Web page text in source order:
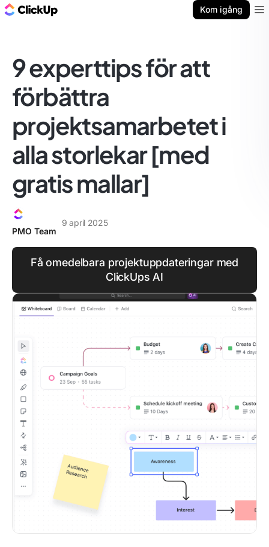
Kom igång
9 experttips för att
förbättra
projektsamarbetet i
alla storlekar [med
gratis mallar]
PMO Team
9 april 2025
Få omedelbara projektuppdateringar med
ClickUps AI